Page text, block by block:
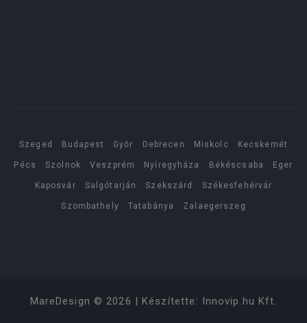
Szeged Budapest Győr Debrecen Miskolc Kecskemét
Pécs Szolnok Veszprém Nyíregyháza Békéscsaba Eger
Kaposvár Salgótarján Szekszárd Székesfehérvár
Szombathely Tatabánya Zalaegerszeg
MareDesign ©2026 | Készítette: Innovip.hu Kft.